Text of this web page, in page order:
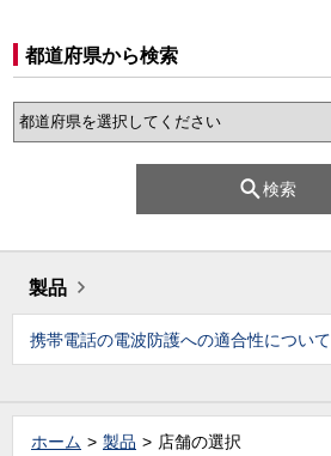
都道府県から検索
検索
製品
携帯電話の電波防護への適合性について
ホーム 製品 店舗の選択